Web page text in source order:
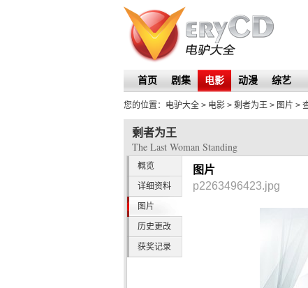
首页 剧集 电影 动漫 综艺
您的位置： 电驴大全 > 电影 > 剩者为王 > 图片 >
剩者为王
The Last Woman Standing
概览
详细资料
图片
历史更改
获奖记录
图片
p2263496423.jpg